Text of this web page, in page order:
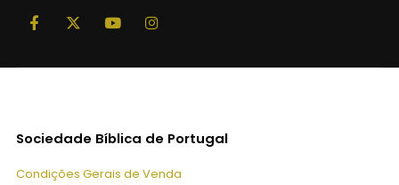
Sociedade Bíblica de Portugal
Condições Gerais de Venda